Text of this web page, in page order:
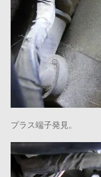
プラス端子発見。